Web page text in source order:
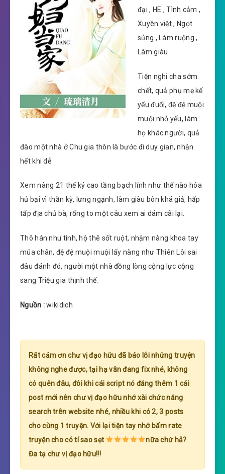
đại , HE , Tình cảm ,
Xuyên việt , Ngọt
sủng , Làm ruộng ,
Làm giàu
Tiện nghi cha sớm
chết, quả phụ mẹ kế
yếu đuối, đệ đệ muội
muội nhỏ yếu, làm
họ khác người, quả
đào một nhà ở Chu gia thôn là bước đi duy gian, nhận
hết khi dễ.
Xem nàng 21 thế kỷ cao tầng bạch lĩnh như thế nào hóa
hủ bại vì thần kỳ, lưng ngạnh, làm giàu bôn khá giả, hấp
tấp địa chủ bà, rống to một câu xem ai dám cãi lại.
Thô hán nhu tình, hộ thê sốt ruột, nhậm nàng khoa tay
múa chân, đệ đệ muội muội lấy nàng như Thiên Lôi sai
đâu đánh đó, người một nhà đồng lòng cộng lực cộng
sang Triệu gia thịnh thế.
Nguồn :wikidich
Rất cảm ơn chư vị đạo hữu đã báo lỗi những truyện
không nghe được, tại hạ vẫn đang fix nhé, không
có quên đâu, đôi khi cái script nó đăng thêm 1 cái
post mới nên chư vị đạo hữu nhớ xài chức năng
search trên website nhé, nhiều khi có 2, 3 posts
cho cùng 1 truyện. Với lại tiện tay nhớ bấm rate
truyện cho có tí sao sẹt
nữa chứ hả?
Đa tạ chư vị đạo hữu!!!